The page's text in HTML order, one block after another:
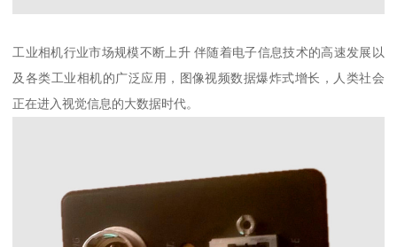
工业相机行业市场规模不断上升 伴随着电子信息技术的高速发展以
及各类工业相机的广泛应用，图像视频数据爆炸式增长，人类社会
正在进入视觉信息的大数据时代。